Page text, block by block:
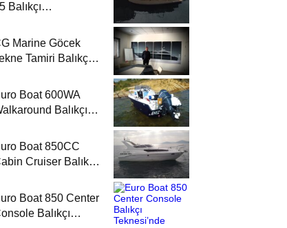
Balıkçı
Marine Göcek
Tamiri Balıkçı
Boat 600WA
Balıkçı
Boat 850CC
Cruiser Balıkçı
Boat 850 Center
Balıkçı